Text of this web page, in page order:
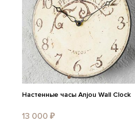
Настенные часы Anjou Wall Clock
13 000 ₽